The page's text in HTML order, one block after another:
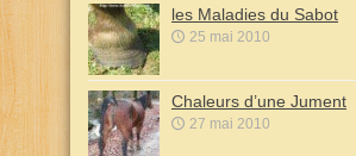
les Maladies du Sabot
25 mai 2010
Chaleurs d’une Jument
27 mai 2010